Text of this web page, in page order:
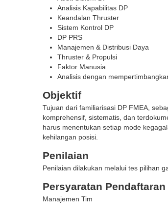
Analisis Kapabilitas DP
Keandalan Thruster
Sistem Kontrol DP
DP PRS
Manajemen & Distribusi Daya
Thruster & Propulsi
Faktor Manusia
Analisis dengan
Objektif
Tujuan dari familiarisasi DP FMEA,
komprehensif, sistematis, dan
harus menentukan setiap mode
kehilangan posisi.
Penilaian
Penilaian dilakukan melalui tes pilihan
Persyaratan Pendaftaran
Manajemen Tim